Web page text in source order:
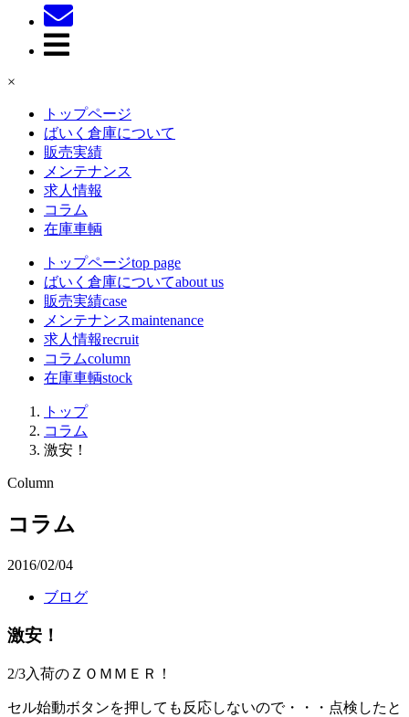
×
トップページ
ばいく倉庫について
販売実績
メンテナンス
求人情報
コラム
在庫車輌
トップページtop page
ばいく倉庫についてabout us
販売実績case
メンテナンスmaintenance
求人情報recruit
コラムcolumn
在庫車輌stock
トップ
コラム
激安！
Column
コラム
2016/02/04
ブログ
激安！
2/3入荷のＺＯＭＭＥＲ！
セル始動ボタンを押しても反応しないので・・・点検したと